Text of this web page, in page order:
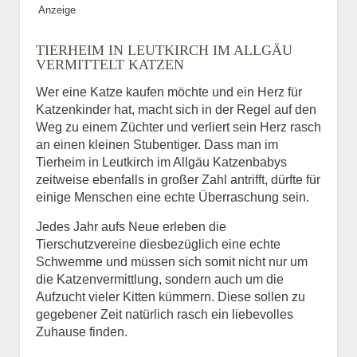
BILD HOCHLADEN
Vermisst seit
Ort des Verschwindens
Anzeige
TIERHEIM IN LEUTKIRCH IM ALLGÄU
VERMITTELT KATZEN
Wer eine Katze kaufen möchte und ein Herz für
Katzenkinder hat, macht sich in der Regel auf den
Weg zu einem Züchter und verliert sein Herz rasch
an einen kleinen Stubentiger. Dass man im
Tierheim in Leutkirch im Allgäu Katzenbabys
zeitweise ebenfalls in großer Zahl antrifft, dürfte für
einige Menschen eine echte Überraschung sein.
Jedes Jahr aufs Neue erleben die
Tierschutzvereine diesbezüglich eine echte
Schwemme und müssen sich somit nicht nur um
die Katzenvermittlung, sondern auch um die
Aufzucht vieler Kitten kümmern. Diese sollen zu
gegebener Zeit natürlich rasch ein liebevolles
Zuhause finden.